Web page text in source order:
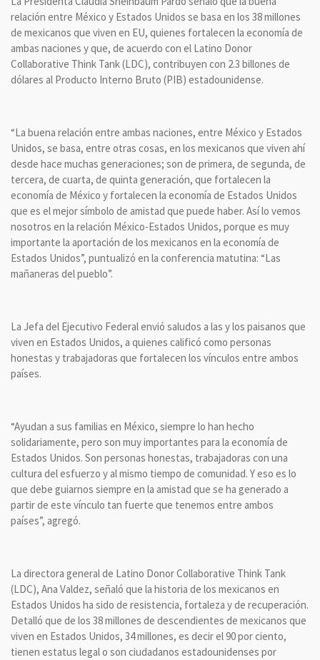
relación entre México y Estados Unidos se basa en los 38 millones
de mexicanos que viven en EU, quienes fortalecen la economía de
ambas naciones y que, de acuerdo con el Latino Donor
Collaborative Think Tank (LDC), contribuyen con 2.3 billones de
dólares al Producto Interno Bruto (PIB) estadounidense.
“La buena relación entre ambas naciones, entre México y Estados
Unidos, se basa, entre otras cosas, en los mexicanos que viven ahí
desde hace muchas generaciones; son de primera, de segunda, de
tercera, de cuarta, de quinta generación, que fortalecen la
economía de México y fortalecen la economía de Estados Unidos
que es el mejor símbolo de amistad que puede haber. Así lo vemos
nosotros en la relación México-Estados Unidos, porque es muy
importante la aportación de los mexicanos en la economía de
Estados Unidos”, puntualizó en la conferencia matutina: “Las
mañaneras del pueblo”.
La Jefa del Ejecutivo Federal envió saludos a las y los paisanos que
viven en Estados Unidos, a quienes calificó como personas
honestas y trabajadoras que fortalecen los vínculos entre ambos
países.
“Ayudan a sus familias en México, siempre lo han hecho
solidariamente, pero son muy importantes para la economía de
Estados Unidos. Son personas honestas, trabajadoras con una
cultura del esfuerzo y al mismo tiempo de comunidad. Y eso es lo
que debe guiarnos siempre en la amistad que se ha generado a
partir de este vínculo tan fuerte que tenemos entre ambos
países”, agregó.
La directora general de Latino Donor Collaborative Think Tank
(LDC), Ana Valdez, señaló que la historia de los mexicanos en
Estados Unidos ha sido de resistencia, fortaleza y de recuperación.
Detalló que de los 38 millones de descendientes de mexicanos que
viven en Estados Unidos, 34 millones, es decir el 90 por ciento,
tienen estatus legal o son ciudadanos estadounidenses por